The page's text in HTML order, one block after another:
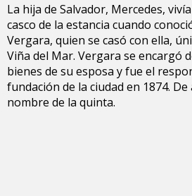
La hija de Salvador, Mercedes,
casco de la estancia cuando
Vergara, quien se casó con ella,
Viña del Mar. Vergara se encargó
bienes de su esposa y fue el
fundación de la ciudad en 1874.
nombre de la quinta.